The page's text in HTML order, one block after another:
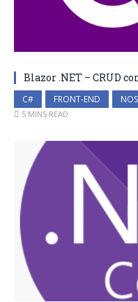
Blazor .NET – CRUD
C# FRONT-END
5 MINS READ